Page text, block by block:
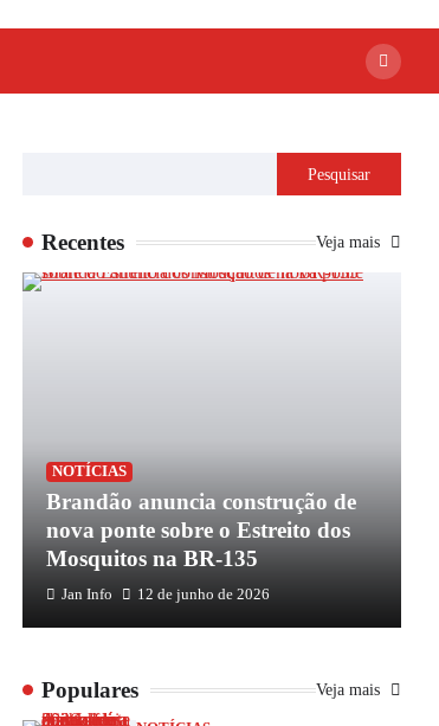
Pesquisar
Recentes Veja mais
NOTÍCIAS
Brandão anuncia construção de
nova ponte sobre o Estreito dos
Mosquitos na BR-135
Jan Info 12 de junho de 2026
Populares Veja mais